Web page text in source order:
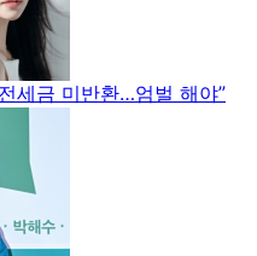
세금 미반환…엄벌 해야”